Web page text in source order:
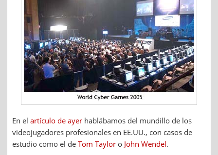
En el artículo de ayer hablábamos del mundillo de los
videojugadores profesionales en EE.UU., con casos de
estudio como el de Tom Taylor o John Wendel.